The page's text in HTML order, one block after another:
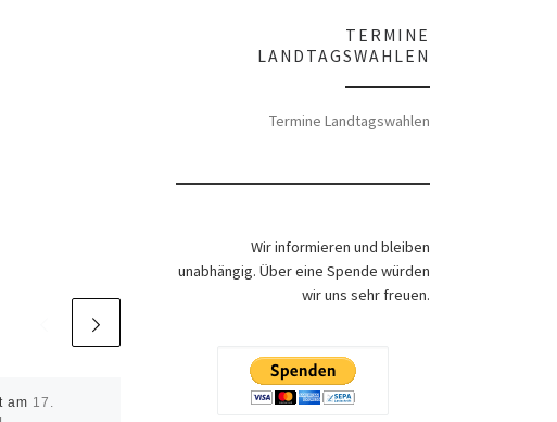
am 17.
TERMINE
LANDTAGSWAHLEN
Termine Landtagswahlen
Wir informieren und bleiben
unabhängig. Über eine Spende würden
wir uns sehr freuen.